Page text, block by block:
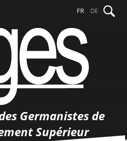
contenu
FR DE
Germanistes de
Supérieur